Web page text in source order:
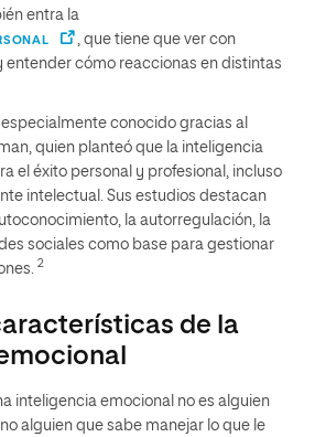
entra la
, que tiene que ver con
entender cómo reaccionas en distintas
conocido gracias al
quien planteó que la inteligencia
el éxito personal y profesional, incluso
intelectual. Sus estudios destacan
la autorregulación, la
sociales como base para gestionar
2
de la
inteligencia emocional no es alguien
alguien que sabe manejar lo que le